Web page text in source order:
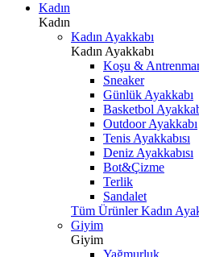
Kadın
Kadın
Kadın Ayakkabı
Kadın Ayakkabı
Koşu &
Sneaker
Günlük Ayakkabı
Basketbol
Outdoor Ayakkabı
Tenis Ayakkabısı
Deniz Ayakkabısı
Bot&Çizme
Terlik
Sandalet
Tüm Ürünler Kadın
Giyim
Giyim
Yağmurluk